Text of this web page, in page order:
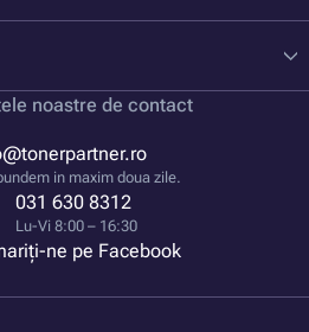
noastre de contact
in maxim doua zile.
031 630 8312
Lu-Vi 8:00 – 16:30
ne pe Facebook